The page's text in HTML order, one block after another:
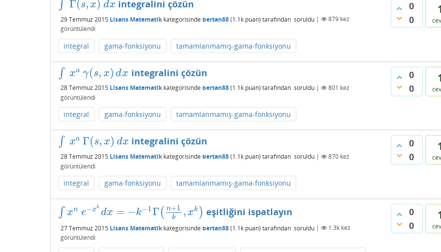
0
0
∫ Γ(s, x) dx
∫Γ s,x)dx integralini çözün
29 Temmuz 2015 Lisans Matematik kategorisinde bertan88(1.1k puan) tarafından soruldu | 879 kez
görüntülendi
integral gama-fonksiyonu tamamlanmamış-gama-fonksiyonu
0
0
∫ xa γ(s, x) dx
∫x aγ(s ,x)dx integralini çözün
28 Temmuz 2015 Lisans Matematikkategorisinde bertan88(1.1k puan) tarafından soruldu | 801 kez
görüntülendi
integral gama-fonksiyonu tamamlanmamış-gama-fonksiyonu
0
0
∫ xa Γ(s, x) dx
∫x aΓ(s ,x)dx integralini çözün
28 Temmuz 2015 Lisans Matematikkategorisinde bertan88(1.1k puan) tarafından soruldu | 870 kez
görüntülendi
integral gama-fonksiyonu tamamlanmamış-gama-fonksiyonu
0
0
∫ xn e−xk
dx = −k−1Γ( n+1
k , xk )
∫x ne− xkdx=−k −1 (n+1k,xk) eşitliğini ispatlayın
27 Temmuz 2015 Lisans Matematik kategorisinde bertan88(1.1k puan) tarafından soruldu | 1.3k kez
görüntülendi